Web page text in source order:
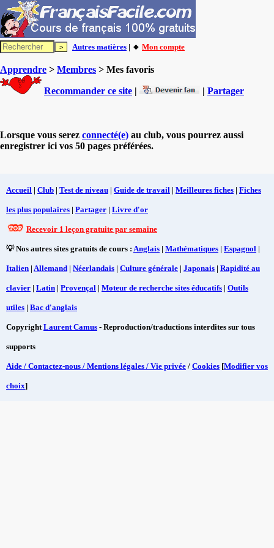
Autres matières | 🔸 Mon compte
Apprendre > Membres > Mes favoris
Recommander ce site | | Partager
Lorsque vous serez connecté(e) au club, vous pourrez aussi
enregistrer ici vos 50 pages préférées.
Accueil | Club | Test de niveau | Guide de travail | Meilleures fiches | Fiches
les plus populaires | Partager | Livre d'or
Recevoir 1 leçon gratuite par semaine
💡 Nos autres sites gratuits de cours : Anglais | Mathématiques | Espagnol |
Italien | Allemand | Néerlandais | Culture générale | Japonais | Rapidité au
clavier | Latin | Provençal | Moteur de recherche sites éducatifs | Outils
utiles | Bac d'anglais
CopyrightLaurent Camus - Reproduction/traductions interdites sur tous
supports
Aide / Contactez-nous / Mentions légales / Vie privée / Cookies [Modifier vos
choix]